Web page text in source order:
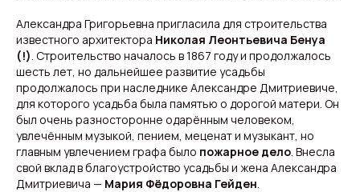
Александра Григорьевна пригласила для строительства
известного архитектора Николая Леонтьевича Бенуа
(!). Строительство началось в 1867 году и продолжалось
шесть лет, но дальнейшее развитие усадьбы
продолжалось при наследнике Александре Дмитриевиче,
для которого усадьба была памятью о дорогой матери. Он
был очень разносторонне одарённым человеком,
увлечённым музыкой, пением, меценат и музыкант, но
главным увлечением графа было пожарное дело. Внесла
свой вклад в благоустройство усадьбы и жена Александра
Дмитриевича — Мария Фёдоровна Гейден.